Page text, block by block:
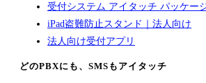
受付システム アイタッチ パッケー
iPad盗難防止スタンド｜法人向け
法人向け受付アプリ
どのPBXにも、SMSもアイタッチ